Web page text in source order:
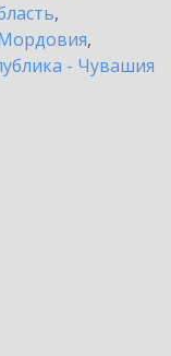
,
,
- Чувашия